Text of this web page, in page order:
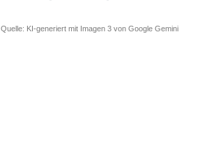
Quelle: KI-generiert mit Imagen 3 von Google Gemini